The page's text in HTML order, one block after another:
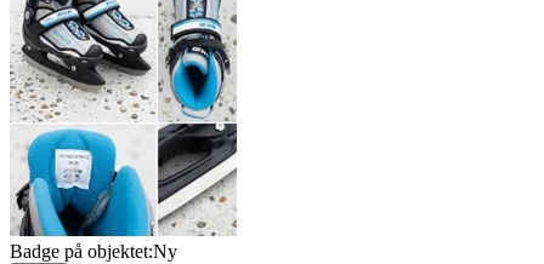
Badge på objektet:Ny